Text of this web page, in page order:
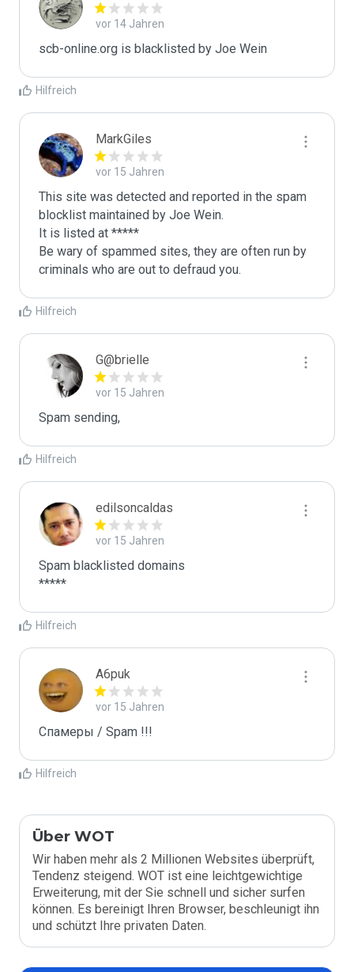
vor 14 Jahren
scb-online.org is blacklisted by Joe Wein
Hilfreich
MarkGiles
vor 15 Jahren
This site was detected and reported in the spam
blocklist maintained by Joe Wein.
It is listed at *****
Be wary of spammed sites, they are often run by
criminals who are out to defraud you.
Hilfreich
G@brielle
vor 15 Jahren
Spam sending,
Hilfreich
edilsoncaldas
vor 15 Jahren
Spam blacklisted domains
*****
Hilfreich
A6puk
vor 15 Jahren
Спамеры / Spam !!!
Hilfreich
Über WOT
Wir haben mehr als 2 Millionen Websites überprüft,
Tendenz steigend. WOT ist eine leichtgewichtige
Erweiterung, mit der Sie schnell und sicher surfen
können. Es bereinigt Ihren Browser, beschleunigt ihn
und schützt Ihre privaten Daten.